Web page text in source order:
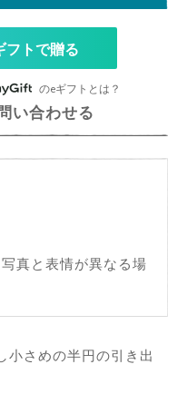
フトで贈る
のeギフトとは？
い合わせる
真と表情が異なる場
小さめの半円の引き出